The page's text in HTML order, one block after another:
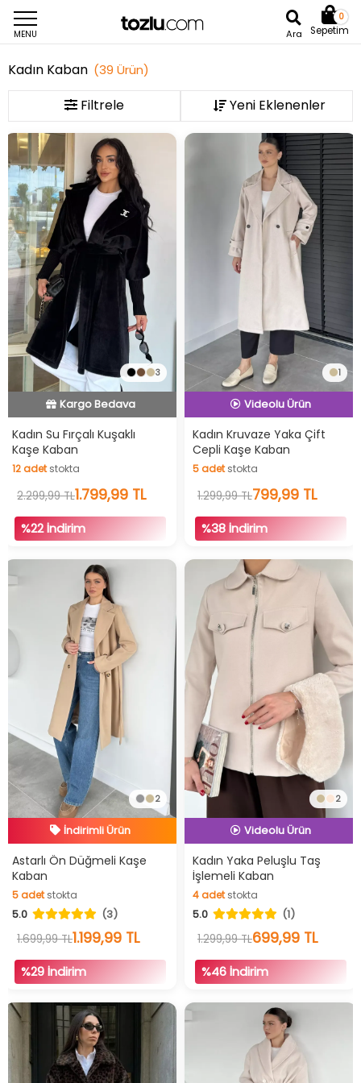
MENU Ara
0
Sepetim
Kadın Kaban (39 Ürün)
Filtrele
3
İndirimli Ürün
Hızlı Teslimat
Kargo Bedava
Videolu Ürün
İndirimli Ürün
Kadın Su Fırçalı Kuşaklı
Kaşe Kaban
12adetstokta
12 adet stokta
2.299,99 TL1.799,99 TL
%22 İndirim
1
İndirimli Ürün
Hızlı Teslimat
Videolu Ürün
Kadın Kruvaze Yaka Çift
Cepli Kaşe Kaban
5adetstokta
5 adet stokta
1.299,99 TL799,99 TL
%38 İndirim
2
İndirimli Ürün
Hızlı Teslimat
İndirimli Ürün
Astarlı Ön Düğmeli Kaşe
Kaban
5adetstokta
5adetstokta
5.0
(3)
1.699,99 TL1.199,99 TL
%29 İndirim
2
İndirimli Ürün
Hızlı Teslimat
Videolu Ürün
İndirimli Ürün
Kadın Yaka Peluşlu Taş
İşlemeli Kaban
4adetstokta
4adetstokta
5.0
(1)
1.299,99 TL699,99 TL
%46 İndirim